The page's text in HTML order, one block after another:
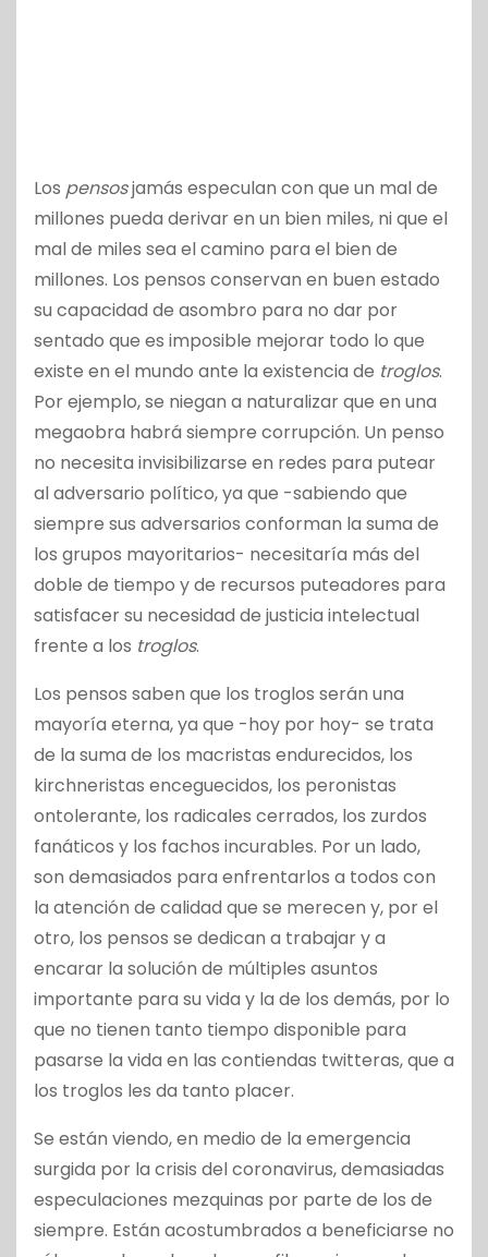
Los pensosjamás especulan con que un mal de
millones pueda derivar en un bien miles, ni que el
mal de miles sea el camino para el bien de
millones. Los pensos conservan en buen estado
su capacidad de asombro para no dar por
sentado que es imposible mejorar todo lo que
existe en el mundo ante la existencia de troglos.
Por ejemplo, se niegan a naturalizar que en una
megaobra habrá siempre corrupción. Un penso
no necesita invisibilizarse en redes para putear
al adversario político, ya que -sabiendo que
siempre sus adversarios conforman la suma de
los grupos mayoritarios- necesitaría más del
doble de tiempo y de recursos puteadores para
satisfacer su necesidad de justicia intelectual
frente a los troglos.
Los pensos saben que los troglos serán una
mayoría eterna, ya que -hoy por hoy- se trata
de la suma de los macristas endurecidos, los
kirchneristas enceguecidos, los peronistas
ontolerante, los radicales cerrados, los zurdos
fanáticos y los fachos incurables. Por un lado,
son demasiados para enfrentarlos a todos con
la atención de calidad que se merecen y, por el
otro, los pensos se dedican a trabajar y a
encarar la solución de múltiples asuntos
importante para su vida y la de los demás, por lo
que no tienen tanto tiempo disponible para
pasarse la vida en las contiendas twitteras, que a
los troglos les da tanto placer.
Se están viendo, en medio de la emergencia
surgida por la crisis del coronavirus, demasiadas
especulaciones mezquinas por parte de los de
siempre. Están acostumbrados a beneficiarse no